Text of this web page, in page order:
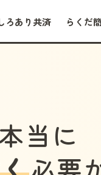
ろあり共済 らくだ
当に